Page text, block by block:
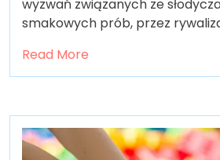
wyzwań związanych ze
smakowych prób, przez
Read More